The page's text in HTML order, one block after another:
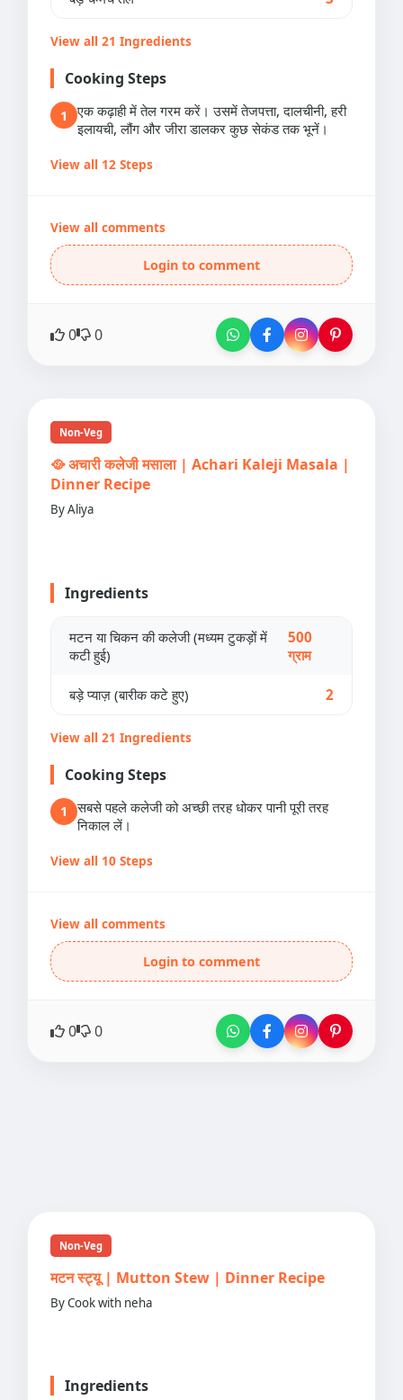
View all 21 Ingredients
Cooking Steps
1
एक कढ़ाही में तेल गरम करें। उसमें तेजपत्ता, दालचीनी, हरी
इलायची, लौंग और जीरा डालकर कुछ सेकंड तक भूनें।
View all 12 Steps
View all comments
Login to comment
0 0
Non-Veg
🥘 अचारी कलेजी मसाला | Achari Kaleji Masala |
Dinner Recipe
By Aliya
Ingredients
मटन या चिकन की कलेजी (मध्यम टुकड़ों में
कटी हुई)
500
ग्राम
बड़े प्याज़ (बारीक कटे हुए) 2
View all 21 Ingredients
Cooking Steps
1
सबसे पहले कलेजी को अच्छी तरह धोकर पानी पूरी तरह
निकाल लें।
View all 10 Steps
View all comments
Login to comment
0 0
Non-Veg
मटन स्ट्यू | Mutton Stew | Dinner Recipe
By Cook with neha
Ingredients